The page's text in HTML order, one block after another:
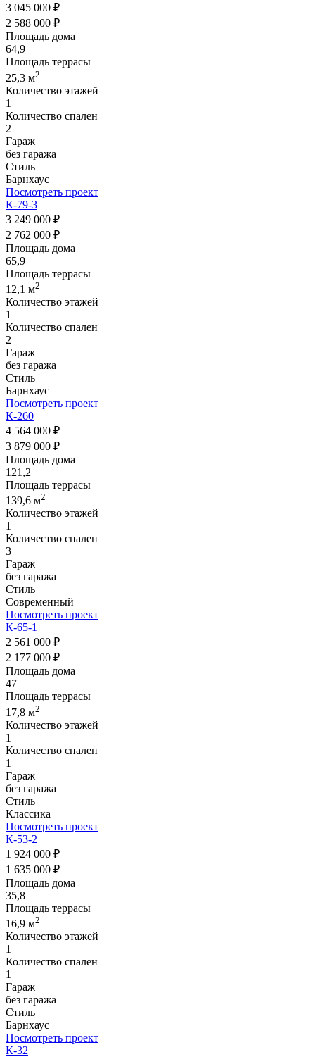
3 045 000 ₽
2 588 000 ₽
Площадь дома
64,9
Площадь террасы
25,3 м2
Количество этажей
1
Количество спален
2
Гараж
без гаража
Стиль
Барнхаус
Посмотреть проект
К-79-3
3 249 000 ₽
2 762 000 ₽
Площадь дома
65,9
Площадь террасы
12,1 м2
Количество этажей
1
Количество спален
2
Гараж
без гаража
Стиль
Барнхаус
Посмотреть проект
К-260
4 564 000 ₽
3 879 000 ₽
Площадь дома
121,2
Площадь террасы
139,6 м2
Количество этажей
1
Количество спален
3
Гараж
без гаража
Стиль
Современный
Посмотреть проект
К-65-1
2 561 000 ₽
2 177 000 ₽
Площадь дома
47
Площадь террасы
17,8 м2
Количество этажей
1
Количество спален
1
Гараж
без гаража
Стиль
Классика
Посмотреть проект
К-53-2
1 924 000 ₽
1 635 000 ₽
Площадь дома
35,8
Площадь террасы
16,9 м2
Количество этажей
1
Количество спален
1
Гараж
без гаража
Стиль
Барнхаус
Посмотреть проект
К-32